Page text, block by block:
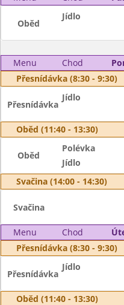
Oběd
Jídlo
Menu Chod
Přesnídávka (8:30 - 9:30)
Přesnídávka
Jídlo
Oběd (11:40 - 13:30)
Oběd
Polévka
Jídlo
Svačina (14:00 - 14:30)
Svačina
Menu Chod
Přesnídávka (8:30 - 9:30)
Přesnídávka
Jídlo
Oběd (11:40 - 13:30)